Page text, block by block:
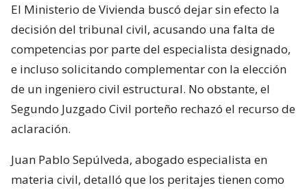
El Ministerio de Vivienda buscó dejar sin efecto la
decisión del tribunal civil, acusando una falta de
competencias por parte del especialista designado,
e incluso solicitando complementar con la elección
de un ingeniero civil estructural. No obstante, el
Segundo Juzgado Civil porteño rechazó el recurso de
aclaración.
Juan Pablo Sepúlveda, abogado especialista en
materia civil, detalló que los peritajes tienen como